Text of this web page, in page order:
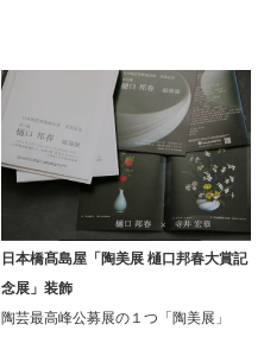
日本橋髙島屋「陶美展 樋口邦春大賞記
念展」装飾
陶芸最高峰公募展の１つ「陶美展」